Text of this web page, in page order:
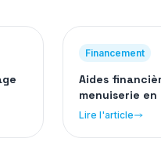
Financement
Aides
menuiserie en
éco-PTZ et CEE
Lire l'article